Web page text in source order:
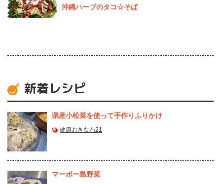
沖縄ハーブのタコ☆そば
新着レシピ
県産⼩松菜を使って⼿作りふりかけ
健康おきなわ21
マーボー島野菜